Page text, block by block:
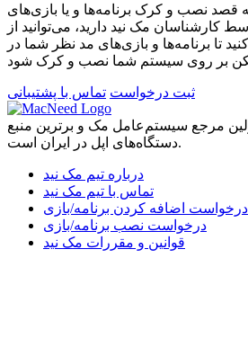
قصد نصب و کرک برنامه‌ها و یا بازی‌های
کارشناسان مک نید دارید، می‌توانید از
تا برنامه‌ها و بازی‌های مد نظر شما در
ثبت درخواست تماس با پشتیبانی
مرجع سیستم‌عامل مک و برترین منبع
دستگاه‌های اپل در ایران است.
درباره تیم مک نید
تماس با تیم مک نید
درخواست اضافه کردن برنامه/بازی
درخواست نصب برنامه/بازی
قوانین و مقررات مک نید